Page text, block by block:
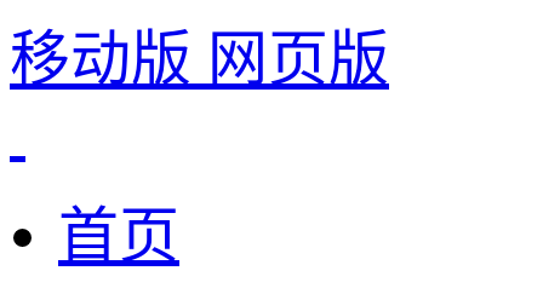
移动版 网页版
首页